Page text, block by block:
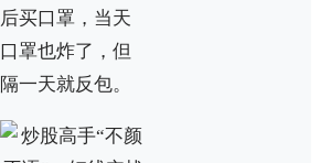
后买口罩，当天
口罩也炸了，但
隔一天就反包。